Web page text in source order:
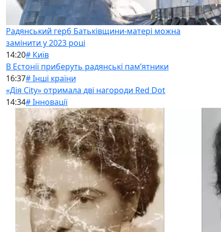
Радянський герб Батьківщини-матері можна
замінити у 2023 році
14:20# Київ
В Естонії приберуть радянські памʼятники
16:37# Інші країни
«Дія City» отримала дві нагороди Red Dot
14:34# Інновації